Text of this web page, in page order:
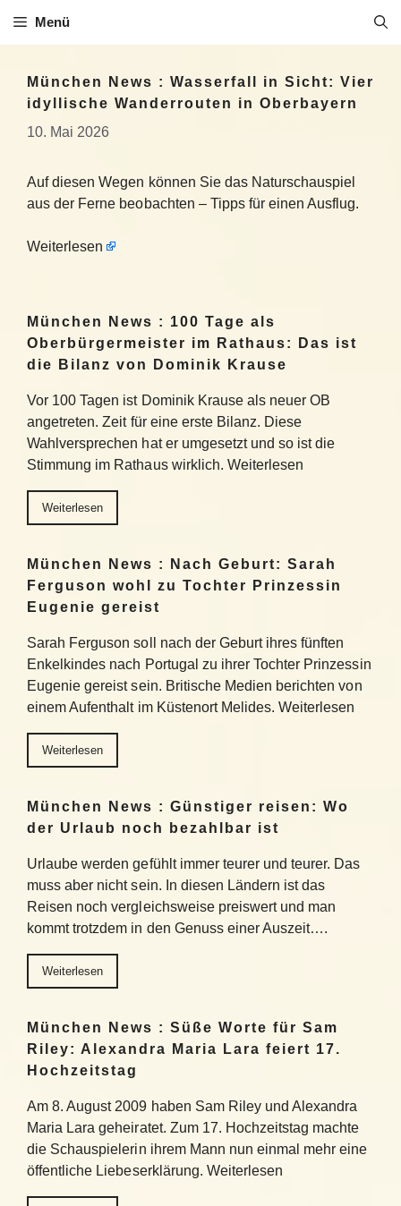
Inhalt
Menü
München News : Wasserfall in Sicht: Vier
idyllische Wanderrouten in Oberbayern
10. Mai 2026
Auf diesen Wegen können Sie das Naturschauspiel
aus der Ferne beobachten – Tipps für einen Ausflug.
Weiterlesen
München News : 100 Tage als
Oberbürgermeister im Rathaus: Das ist
die Bilanz von Dominik Krause
Vor 100 Tagen ist Dominik Krause als neuer OB
angetreten. Zeit für eine erste Bilanz. Diese
Wahlversprechen hat er umgesetzt und so ist die
Stimmung im Rathaus wirklich. Weiterlesen
Weiterlesen
München News : Nach Geburt: Sarah
Ferguson wohl zu Tochter Prinzessin
Eugenie gereist
Sarah Ferguson soll nach der Geburt ihres fünften
Enkelkindes nach Portugal zu ihrer Tochter Prinzessin
Eugenie gereist sein. Britische Medien berichten von
einem Aufenthalt im Küstenort Melides. Weiterlesen
Weiterlesen
München News : Günstiger reisen: Wo
der Urlaub noch bezahlbar ist
Urlaube werden gefühlt immer teurer und teurer. Das
muss aber nicht sein. In diesen Ländern ist das
Reisen noch vergleichsweise preiswert und man
kommt trotzdem in den Genuss einer Auszeit….
Weiterlesen
München News : Süße Worte für Sam
Riley: Alexandra Maria Lara feiert 17.
Hochzeitstag
Am 8. August 2009 haben Sam Riley und Alexandra
Maria Lara geheiratet. Zum 17. Hochzeitstag machte
die Schauspielerin ihrem Mann nun einmal mehr eine
öffentliche Liebeserklärung. Weiterlesen